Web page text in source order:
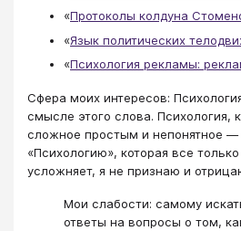
«Протоколы колдуна
«Язык политических
«Психология рекламы:
Сфера моих интересов:
смысле этого слова. Психология,
сложное простым и непонятное —
«Психологию», которая все
усложняет, я не признаю и
Мои слабости: самому
ответы на вопросы о том,